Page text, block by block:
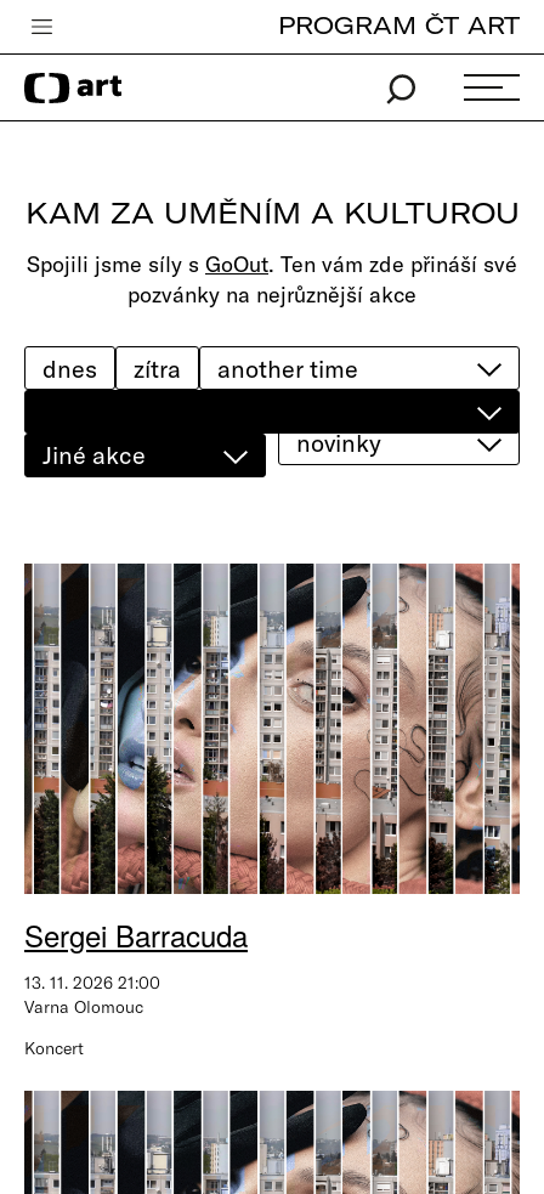
Česká televize
Zpravodajství
iVysílání
TV program
edu
PROGRAM ČT ART
KAM ZA UMĚNÍM A KULTUROU
Spojili jsme síly s GoOut. Ten vám zde přináší své
pozvánky na nejrůznější akce
Jiné akce
dnes zítra
novinky
Sergei Barracuda
13. 11. 2026 21:00
Varna Olomouc
Koncert